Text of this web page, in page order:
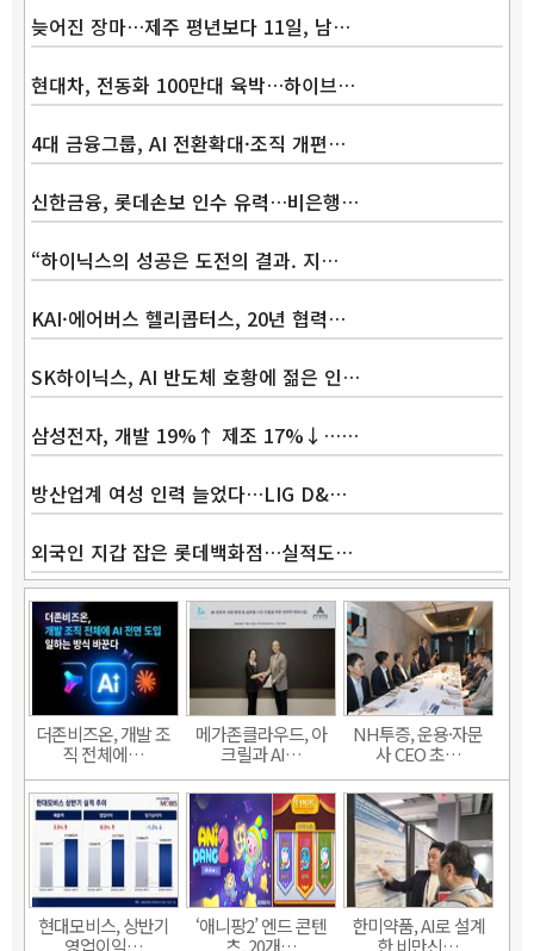
늦어진 장마…제주 평년보다 11일, 남…
현대차, 전동화 100만대 육박…하이브…
4대 금융그룹, AI 전환확대·조직 개편…
신한금융, 롯데손보 인수 유력…비은행…
“하이닉스의 성공은 도전의 결과. 지…
KAI·에어버스 헬리콥터스, 20년 협력…
SK하이닉스, AI 반도체 호황에 젊은 인…
삼성전자, 개발 19%↑ 제조 17%↓……
방산업계 여성 인력 늘었다…LIG D&…
외국인 지갑 잡은 롯데백화점…실적도…
더존비즈온, 개발 조
직 전체에…
메가존클라우드, 아
크릴과 AI…
NH투증, 운용·자문
사 CEO 초…
현대모비스, 상반기
영업이익…
‘애니팡2’ 엔드 콘텐
츠, 20개…
한미약품, AI로 설계
한 비만신…